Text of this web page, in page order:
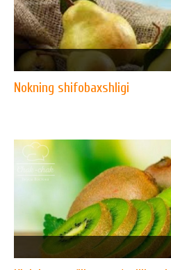
Nokning shifobaxshligi